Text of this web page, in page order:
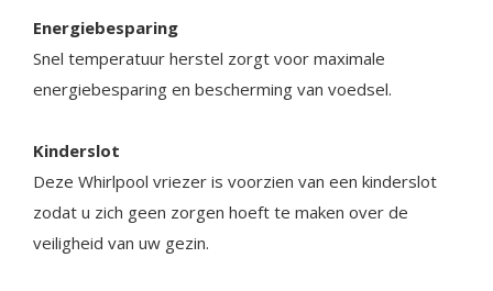
Energiebesparing
Snel temperatuur herstel zorgt voor maximale
energiebesparing en bescherming van voedsel.
Kinderslot
Deze Whirlpool vriezer is voorzien van een kinderslot
zodat u zich geen zorgen hoeft te maken over de
veiligheid van uw gezin.